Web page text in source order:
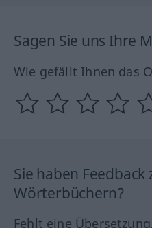
Sagen Sie uns Ihre
Wie gefällt Ihnen das
Sie haben
Wörterbüchern?
Fehlt eine